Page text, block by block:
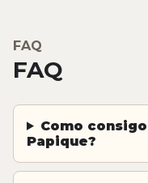
FAQ
FAQ
Como
Papique?